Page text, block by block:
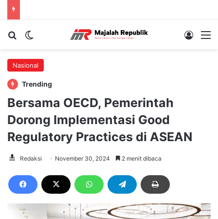
Cari berita...Switch skin Log In
Nasional
Trending
Bersama OECD, Pemerintah
Dorong Implementasi Good
Regulatory Practices di ASEAN
Redaksi November 30, 2024 2 menit dibaca